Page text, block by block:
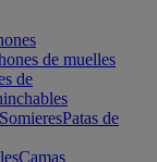
de muelles
de
SomieresPatas de
Camas